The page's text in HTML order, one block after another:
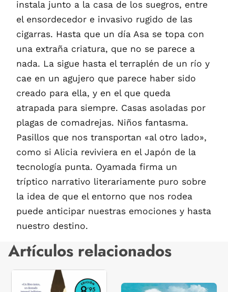
instala junto a la casa de los suegros, entre
el ensordecedor e invasivo rugido de las
cigarras. Hasta que un día Asa se topa con
una extraña criatura, que no se parece a
nada. La sigue hasta el terraplén de un río y
cae en un agujero que parece haber sido
creado para ella, y en el que queda
atrapada para siempre. Casas asoladas por
plagas de comadrejas. Niños fantasma.
Pasillos que nos transportan «al otro lado»,
como si Alicia reviviera en el Japón de la
tecnología punta. Oyamada firma un
tríptico narrativo literariamente puro sobre
la idea de que el entorno que nos rodea
puede anticipar nuestras emociones y hasta
nuestro destino.
Artículos relacionados